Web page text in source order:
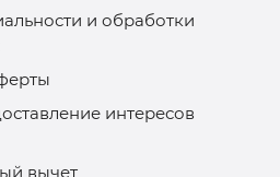
и обработки
интересов
вычет